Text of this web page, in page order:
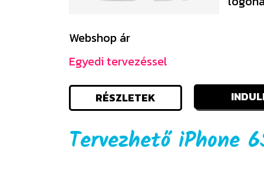
Webshop ár
Egyedi tervezéssel
RÉSZLETEK
Tervezhető iPhone